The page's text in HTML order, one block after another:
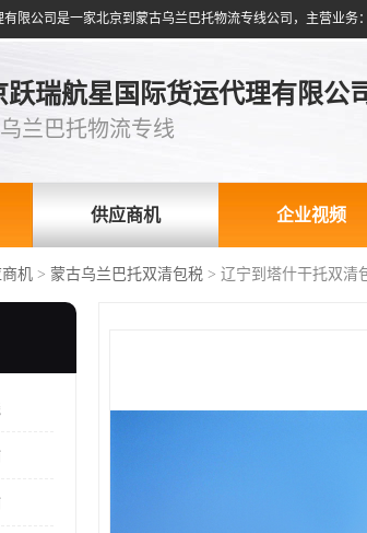
跃瑞航星国际货运代理有限公
兰巴托物流专线
供应商机 企业视频
机 > 蒙古乌兰巴托双清包税 > 辽宁到塔什干托双清